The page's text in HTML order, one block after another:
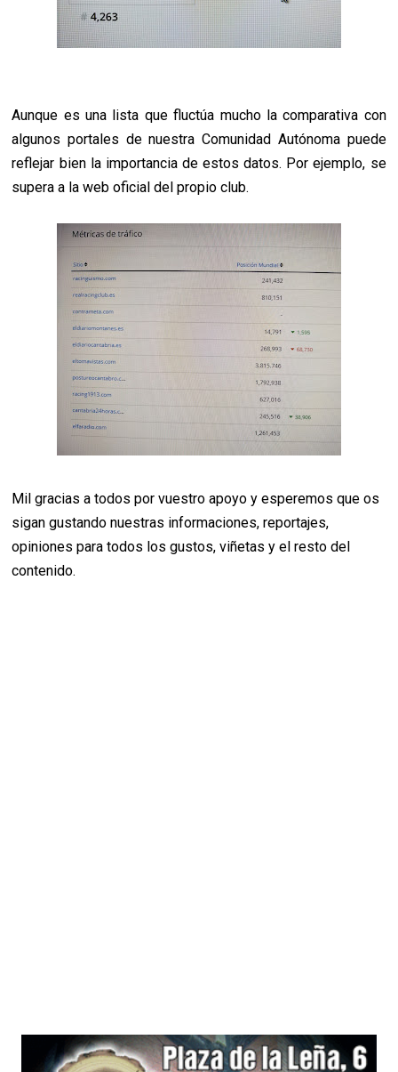
Aunque es una lista que fluctúa mucho la comparativa con
algunos portales de nuestra Comunidad Autónoma puede
reflejar bien la importancia de estos datos. Por ejemplo, se
supera a la web oficial del propio club.
Mil gracias a todos por vuestro apoyo y esperemos que os
sigan gustando nuestras informaciones, reportajes,
opiniones para todos los gustos, viñetas y el resto del
contenido.